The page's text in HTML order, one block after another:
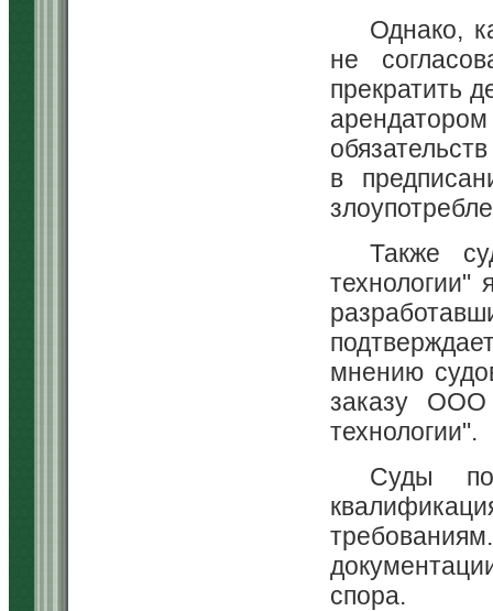
Однако,
не
прекратить
в
Также
мнению
заказу
технологии".
Суды
спора.